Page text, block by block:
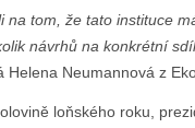
na tom, že tato instituce
návrhů na konkrétní
Helena Neumannová z
loňského roku,